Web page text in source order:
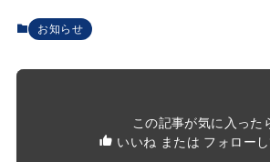
お知らせ
この記事が気に入った
いいね または フォローし